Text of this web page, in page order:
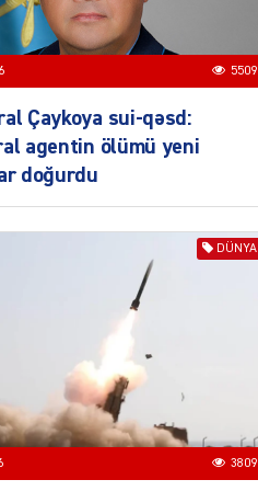
04.08.2026
Azərbaycanda sürücüsüz
nəqliyyat dövrü başlayır –
BELƏ işləyəcək
04.08.2026
XİN rəhbərindən TRİPP
layihəsi ilə bağlı AÇIQLAMA
Müharibə Rusiyanın belini
04.08.2026
5509
Çaykoya sui-qəsd:
agentin ölümü yeni
doğurdu
DÜNYA
3809